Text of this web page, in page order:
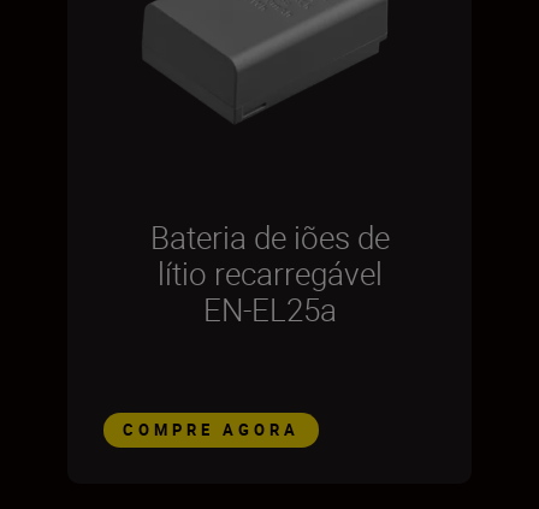
Bateria de iões de
lítio recarregável
EN-EL25a
COMPRE AGORA